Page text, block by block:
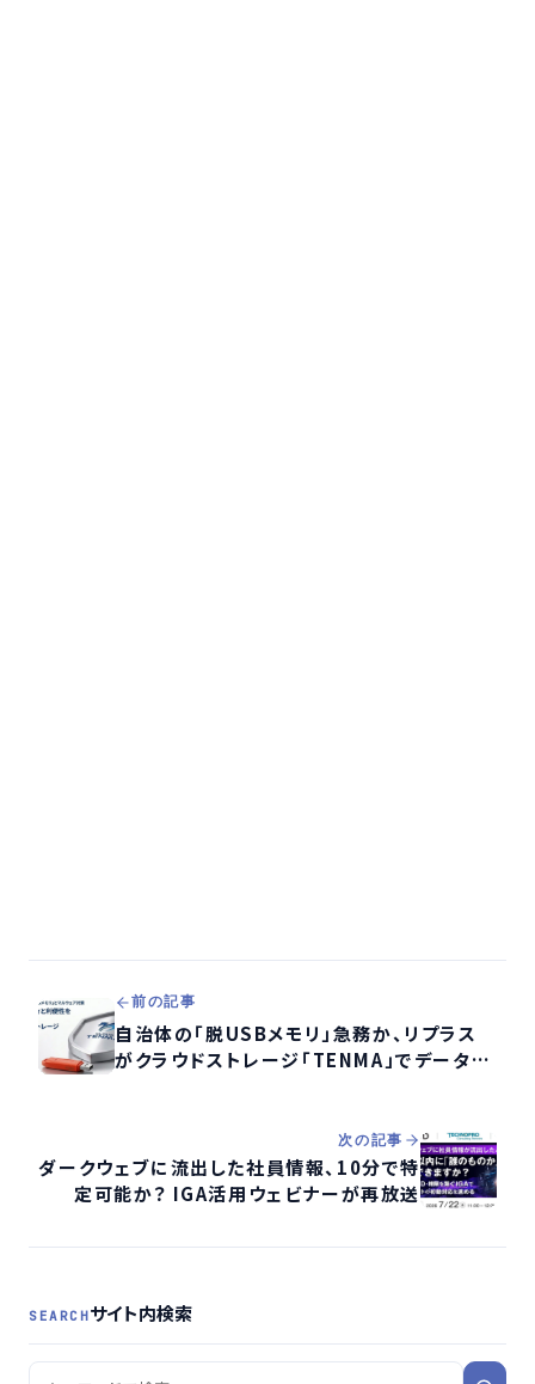
前の記事
自治体の「脱USBメモリ」急務か、リプラス
がクラウドストレージ「TENMA」でデータ保
次の記事
ダークウェブに流出した社員情報、10分で特
定可能か？ IGA活用ウェビナーが再放送
SEARCHサイト内検索